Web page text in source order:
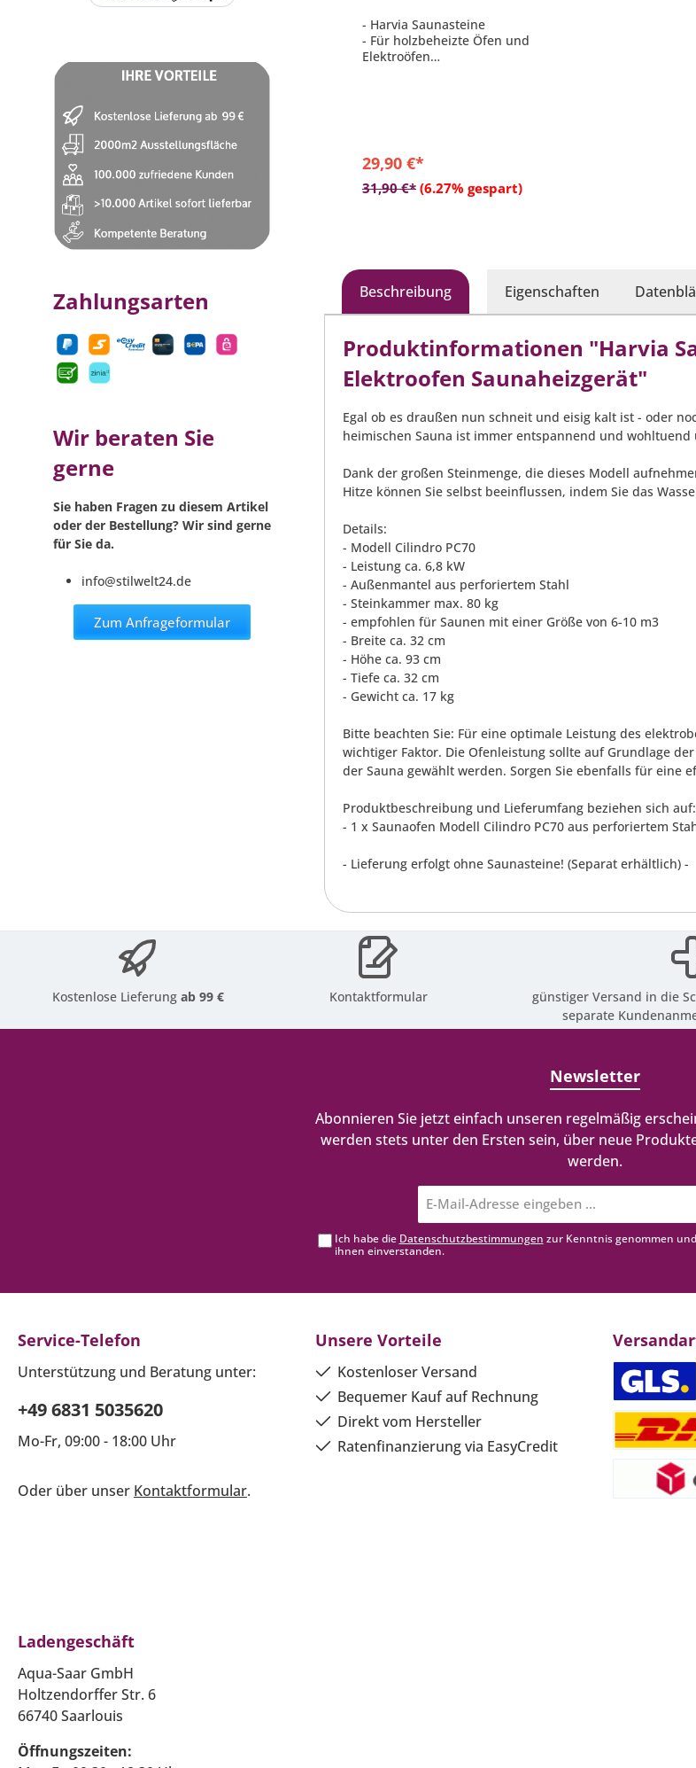
Zahlungsarten
Wir beraten Sie
gerne
Sie haben Fragen zu diesem Artikel
oder der Bestellung? Wir sind gerne
für Sie da.
info@stilwelt24.de
Zum Anfrageformular
- Harvia Saunasteine
- Für holzbeheizte Öfen und
Elektroöfen
29,90 €*
31,90 €* (6.27% gespart)
In den Warenkorb
Beschreibung Eigenschaften
Produktinformationen "Harvia
Elektroofen Saunaheizgerät"
Egal ob es draußen nun schneit und eisig kalt ist - oder
heimischen Sauna ist immer entspannend und
Dank der großen Steinmenge, die dieses Modell
Hitze können Sie selbst beeinflussen, indem Sie das
Details:
- Modell Cilindro PC70
- Leistung ca. 6,8 kW
- Außenmantel aus perforiertem Stahl
- Steinkammer max. 80 kg
- empfohlen für Saunen mit einer Größe von 6-10 m3
- Breite ca. 32 cm
- Höhe ca. 93 cm
- Tiefe ca. 32 cm
- Gewicht ca. 17 kg
Bitte beachten Sie: Für eine optimale Leistung des
wichtiger Faktor. Die Ofenleistung sollte auf Grundlage
der Sauna gewählt werden. Sorgen Sie ebenfalls für eine
Produktbeschreibung und Lieferumfang beziehen sich auf:
- 1 x Saunaofen Modell Cilindro PC70 aus perforiertem
- Lieferung erfolgt ohne Saunasteine! (Separat erhältlich) -
Kostenlose Lieferungab 99 € Kontaktformular günstiger Versand in die
separate
Newsletter
Abonnieren Sie jetzt einfach unseren regelmäßig
werden stets unter den Ersten sein, über neue
werden.
Mail-
Adresse*
Ich habe die Datenschutzbestimmungen zur Kenntnis genommen
ihnen einverstanden.
Service-Telefon
Unterstützung und Beratung unter:
+49 6831 5035620
Mo-Fr, 09:00 - 18:00 Uhr
Oder über unser Kontaktformular.
Unsere Vorteile
Kostenloser Versand
Bequemer Kauf auf Rechnung
Direkt vom Hersteller
Ratenfinanzierung via EasyCredit
Ladengeschäft
Aqua-Saar GmbH
Holtzendorffer Str. 6
66740 Saarlouis
Öffnungszeiten: